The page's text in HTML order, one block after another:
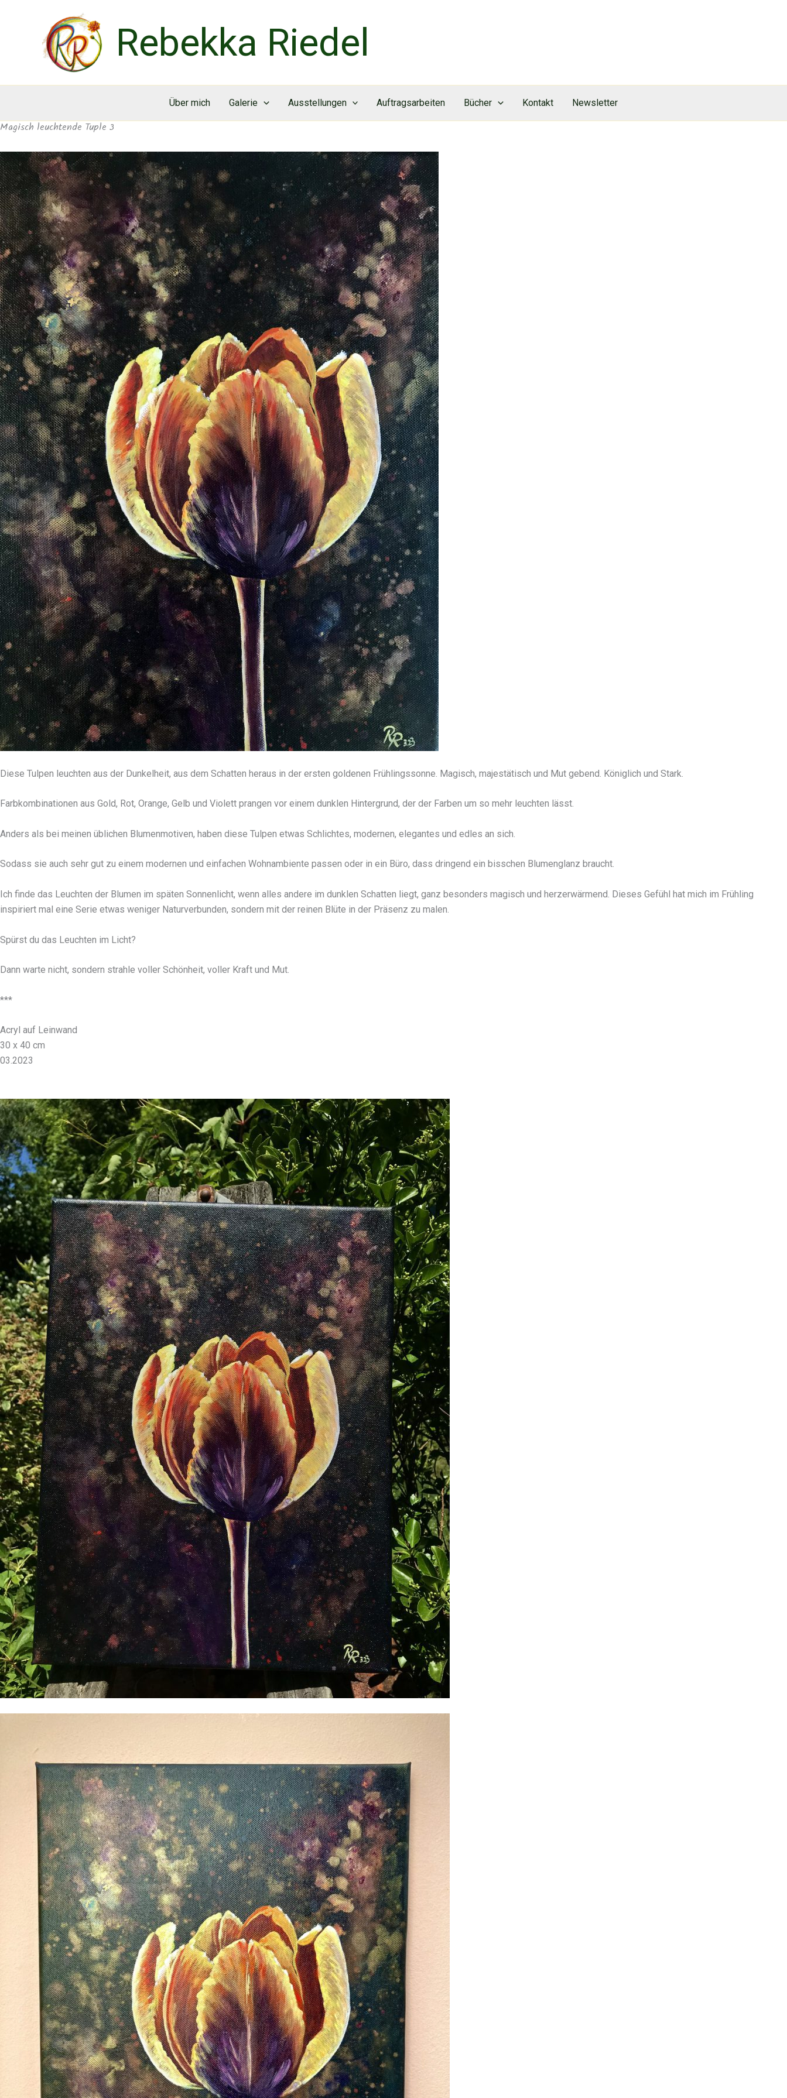
Rebekka Riedel
Über mich Galerie Ausstellungen Auftragsarbeiten Bücher Kontakt Newsletter
Magisch leuchtende Tuple 3
Diese Tulpen leuchten aus der Dunkelheit, aus dem Schatten heraus in der ersten goldenen Frühlingssonne. Magisch, majestätisch und Mut gebend. Königlich und Stark.
Farbkombinationen aus Gold, Rot, Orange, Gelb und Violett prangen vor einem dunklen Hintergrund, der der Farben um so mehr leuchten lässt.
Anders als bei meinen üblichen Blumenmotiven, haben diese Tulpen etwas Schlichtes, modernen, elegantes und edles an sich.
Sodass sie auch sehr gut zu einem modernen und einfachen Wohnambiente passen oder in ein Büro, dass dringend ein bisschen Blumenglanz braucht.
Ich finde das Leuchten der Blumen im späten Sonnenlicht, wenn alles andere im dunklen Schatten liegt, ganz besonders magisch und herzerwärmend. Dieses Gefühl hat mich im Frühling
inspiriert mal eine Serie etwas weniger Naturverbunden, sondern mit der reinen Blüte in der Präsenz zu malen.
Spürst du das Leuchten im Licht?
Dann warte nicht, sondern strahle voller Schönheit, voller Kraft und Mut.
***
Acryl auf Leinwand
30 x 40 cm
03.2023